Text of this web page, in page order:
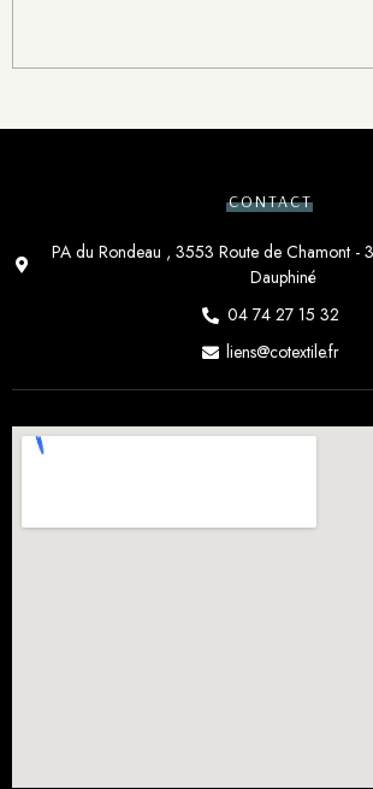
CONTACT
PA du Rondeau , 3553 Route de Chamont -
Dauphiné
04 74 27 15 32
liens@cotextile.fr